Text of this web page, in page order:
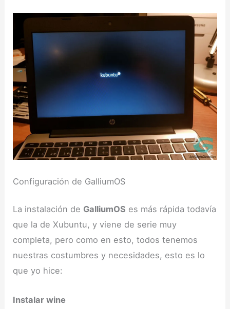
Configuración de GalliumOS
La instalación de GalliumOS es más rápida todavía
que la de Xubuntu, y viene de serie muy
completa, pero como en esto, todos tenemos
nuestras costumbres y necesidades, esto es lo
que yo hice:
Instalar wine